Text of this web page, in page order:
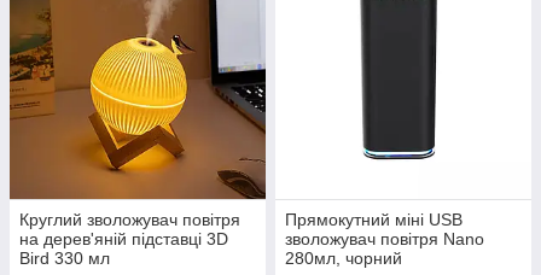
Круглий зволожувач повітря
на дерев'яній підставці 3D
Bird 330 мл
Прямокутний міні USB
зволожувач повітря Nano
280мл, чорний